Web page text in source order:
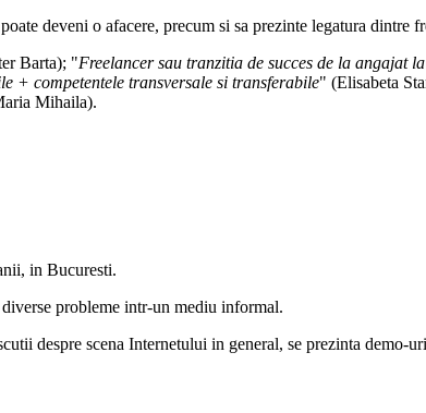
deveni o afacere, precum si sa prezinte legatura dintre
Barta); "Freelancer sau tranzitia de succes de la angajat
+ competentele transversale si transferabile" (Elisabeta
Mihaila).
in Bucuresti.
probleme intr-un mediu informal.
despre scena Internetului in general, se prezinta demo-